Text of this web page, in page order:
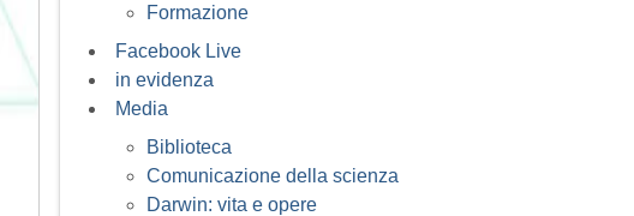
Formazione
Facebook Live
in evidenza
Media
Biblioteca
Comunicazione della scienza
Darwin: vita e opere